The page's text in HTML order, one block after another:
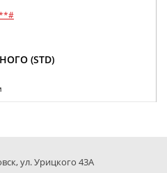
(STD)
ул. Урицкого 43А